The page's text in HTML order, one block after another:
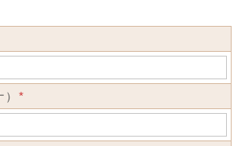
*